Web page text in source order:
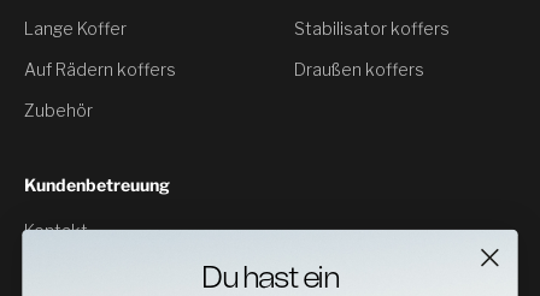
Lange Koffer
Auf Rädern koffers
Zubehör
Stabilisator koffers
Draußen koffers
Kundenbetreuung
Kontakt
Du hast ein